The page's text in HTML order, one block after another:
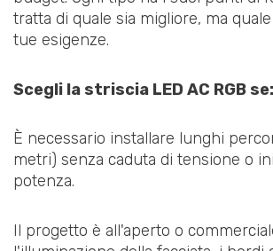
tratta di quale sia migliore, ma
tue esigenze.
Scegli la striscia LED AC RGB se:
È necessario installare lunghi
metri) senza caduta di tensione o
potenza.
Il progetto è all'aperto o